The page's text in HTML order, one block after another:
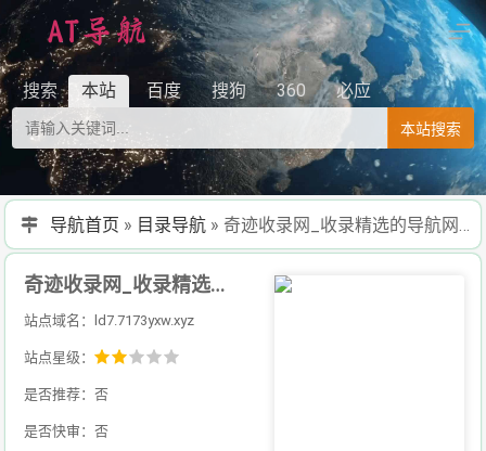
搜索 本站 百度 搜狗 360 必应
本站搜索
导航首页 » 目录导航» 奇迹收录网_收录精选的导航网站_懒人导航系统v7.8华子版
奇迹收录网_收录精选的导航网站_懒人导航系统v7.8华子版
站点域名：ld7.7173yxw.xyz
站点星级：
是否推荐：否
是否快审：否